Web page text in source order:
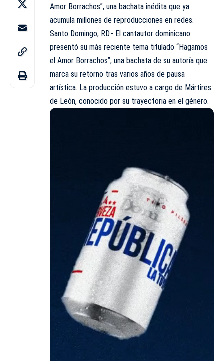
Amor Borrachos”, una bachata inédita que ya
acumula millones de reproducciones en redes.
Santo Domingo, RD.- El cantautor dominicano
presentó su más reciente tema titulado “Hagamos
el Amor Borrachos”, una bachata de su autoría que
marca su retorno tras varios años de pausa
artística. La producción estuvo a cargo de Mártires
de León, conocido por su trayectoria en el género.